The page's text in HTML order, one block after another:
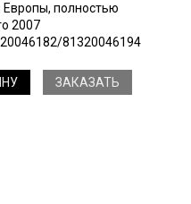
Европы, полностью
2007
81320046194
ЗАКАЗАТЬ